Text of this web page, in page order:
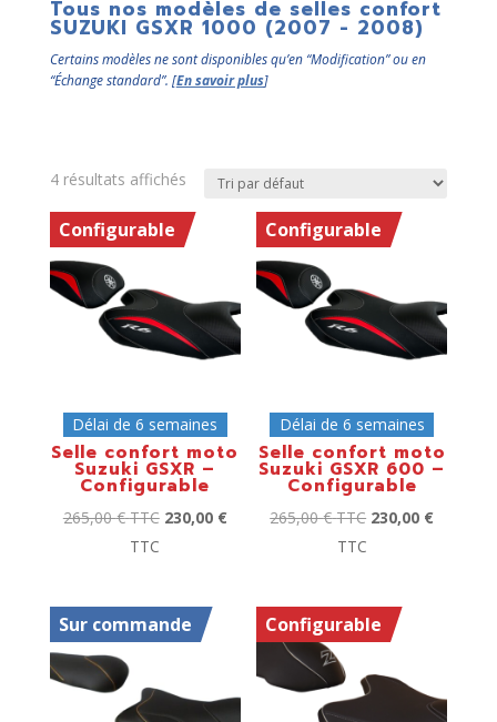
Tous nos modèles de selles confort
SUZUKI GSXR 1000 (2007 - 2008)
Certains modèles ne sont disponibles qu’en “Modification” ou en
“Échange standard”. [En savoir plus]
4 résultats affichés
Configurable
Délai de 6 semaines
Selle confort moto
Suzuki GSXR –
Configurable
265,00€ TTC 230,00 €
TTC
Configurable
Délai de 6 semaines
Selle confort moto
Suzuki GSXR 600 –
Configurable
265,00€ TTC 230,00 €
TTC
Sur commande Configurable